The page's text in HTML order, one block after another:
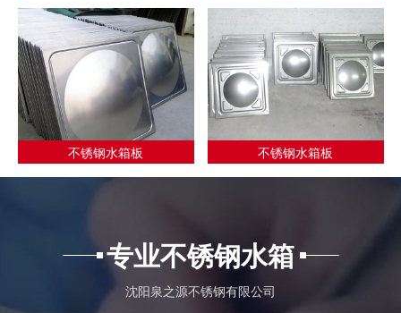
不锈钢水箱板 不锈钢水箱板
专业不锈钢水箱
沈阳泉之源不锈钢有限公司